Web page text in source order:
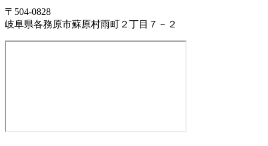
〒504-0828
岐阜県各務原市蘇原村雨町２丁目７－２